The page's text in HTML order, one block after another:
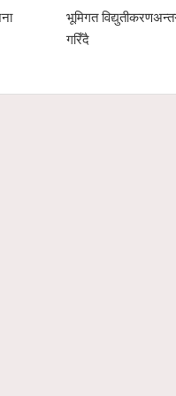
पोखरा रङ्गशालाको वृक्षारोपण
हाम्रो इको नेक्स्ट टेक्नोलोजीद्वारा ४